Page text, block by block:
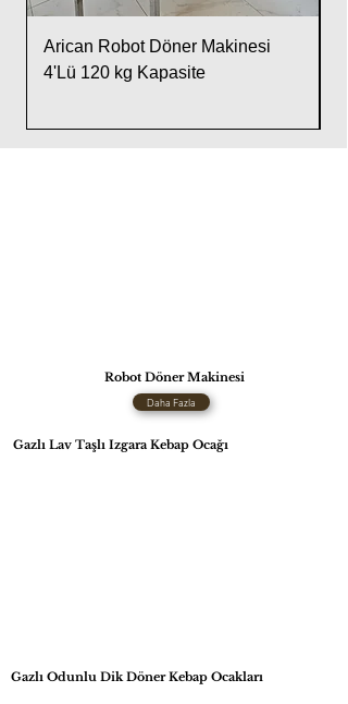
Arican Robot Döner Makinesi
4'Lü 120 kg Kapasite
Robot Döner Makinesi
Daha Fazla
Gazlı Lav Taşlı Izgara Kebap Ocağı
Gazlı Odunlu Dik Döner Kebap Ocakları